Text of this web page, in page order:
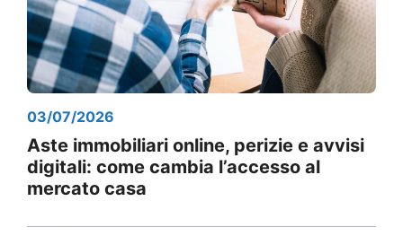
03/07/2026
Aste immobiliari online, perizie e avvisi
digitali: come cambia l’accesso al
mercato casa